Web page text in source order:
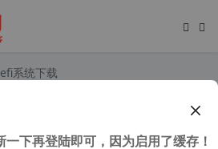
系统下载
网唯一支持UEFI NVME 心语家园 G
下再登陆即可，因为启用了缓存！